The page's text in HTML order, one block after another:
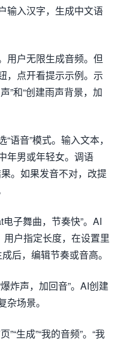
输入汉字，生成中文语
用户无限生成音频。但
，点开看提示示例。示
”和“创建雨声背景，加
语音”模式。输入文本，
年男或年轻女。调语
。如果发音不对，改提
子舞曲，节奏快”。AI
户指定长度，在设置里
后，编辑节奏或音高。
炸声，加回音”。AI创建
场景。
生成”“我的音频”。“我